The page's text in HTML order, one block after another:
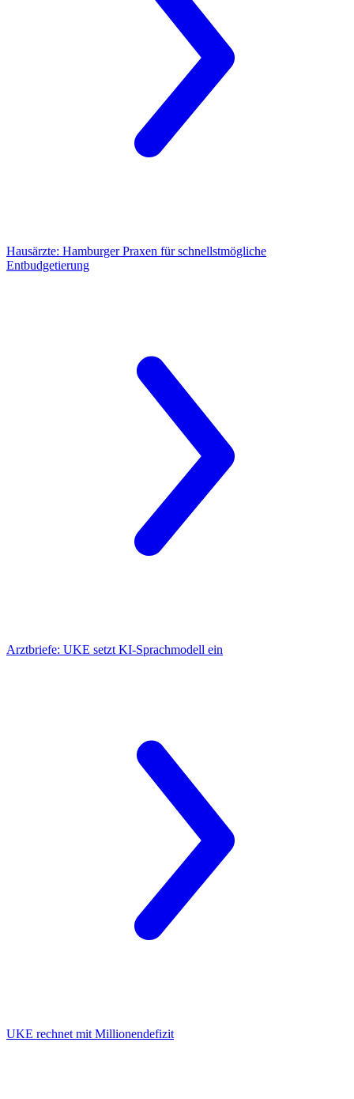
Hausärzte: Hamburger Praxen für schnellstmögliche
Entbudgetierung
Arztbriefe: UKE setzt KI-Sprachmodell ein
UKE rechnet mit Millionendefizit